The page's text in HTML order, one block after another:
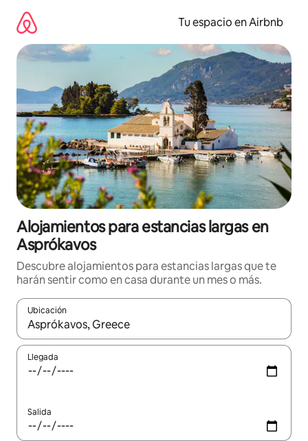
contenido
Tu espacio en Airbnb
Alojamientos para estancias largas en
Asprókavos
Descubre alojamientos para estancias largas que te
harán sentir como en casa durante un mes o más.
Ubicación
Cuando los resultados estén disponibles, podrás navegar
Llegada
Salida